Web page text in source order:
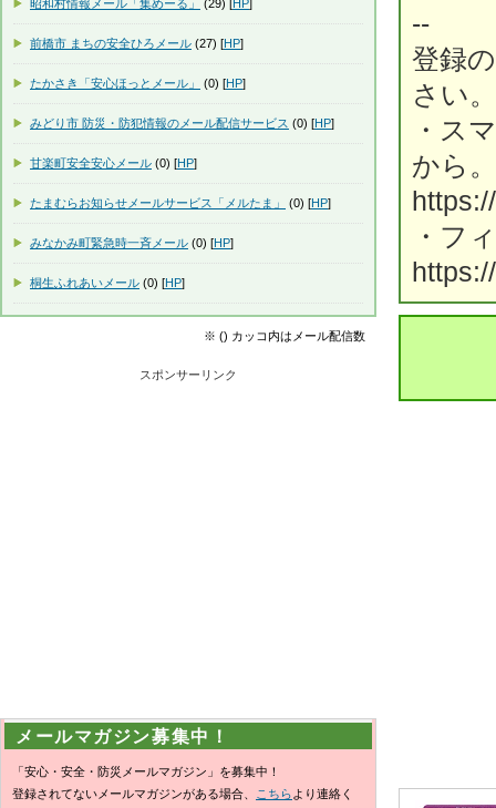
--
登録
さい。
・ス
から。
・フ
昭和村情報メール「集めーる」 (29) [HP]
前橋市 まちの安全ひろメール (27) [HP]
たかさき「安心ほっとメール」 (0) [HP]
みどり市 防災・防犯情報のメール配信サービス (0) [HP]
甘楽町安全安心メール (0) [HP]
たまむらお知らせメールサービス「メルたま」 (0) [HP]
みなかみ町緊急時一斉メール (0) [HP]
桐生ふれあいメール (0) [HP]
※ () カッコ内はメール配信数
スポンサーリンク
メールマガジン募集中！
「安心・安全・防災メールマガジン」を募集中！
登録されてないメールマガジンがある場合、
こちら より連絡く